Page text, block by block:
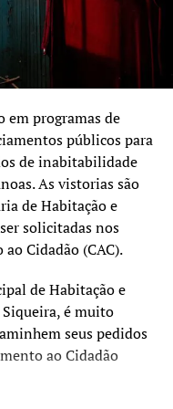
com
e da
agora
com
a
de
Souza.
à sede da SMDEI (Rua
sexta-feira, das 9h às
e declaração de
no ato pela
inscrições
em programas de
públicos para
de inabitabilidade
As vistorias são
de Habitação e
solicitadas nos
Cidadão (CAC).
de Habitação e
é muito
seus pedidos
ao Cidadão